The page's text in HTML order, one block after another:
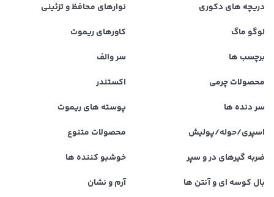
دریچه های دکوری
نوارهای محافظ و تزئینی
لوگو ماگ
کاورهای ریموت
برچسب ها
سر والف
محصولات چرمی
اکستندر
سر دنده ها
پوسته های ریموت
اسپری/حوله/پولیش
محصولات متنوع
ضربه گیرهای در و سپر
خوشبو کننده ها
بال کوسه ای و آنتن ها
آرم و نشان